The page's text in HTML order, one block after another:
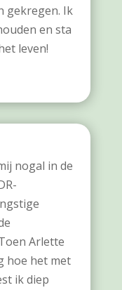
gekregen. Ik
en sta
leven!
nogal in de
Arlette
hoe het met
ik diep